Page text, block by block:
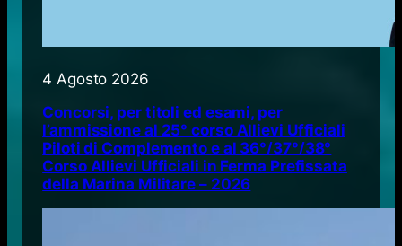
4 Agosto 2026
Concorsi, per titoli ed esami, per
l’ammissione al 25° corso Allievi Ufficiali
Piloti di Complemento e al 36°/37°/38°
Corso Allievi Ufficiali in Ferma Prefissata
della Marina Militare – 2026